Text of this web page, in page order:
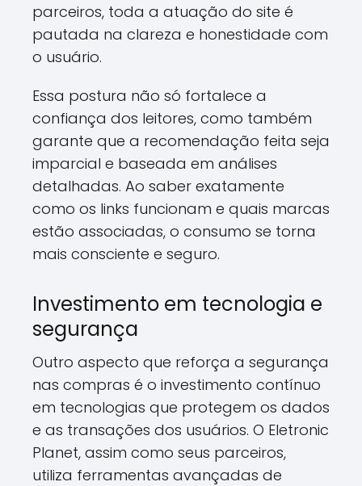
parceiros, toda a atuação do site é
pautada na clareza e honestidade com
o usuário.
Essa postura não só fortalece a
confiança dos leitores, como também
garante que a recomendação feita seja
imparcial e baseada em análises
detalhadas. Ao saber exatamente
como os links funcionam e quais marcas
estão associadas, o consumo se torna
mais consciente e seguro.
Investimento em tecnologia e
segurança
Outro aspecto que reforça a segurança
nas compras é o investimento contínuo
em tecnologias que protegem os dados
e as transações dos usuários. O Eletronic
Planet, assim como seus parceiros,
utiliza ferramentas avançadas de